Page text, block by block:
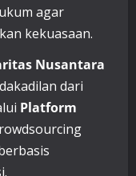
agar
kekuasaan.
Nusantara
dari
Platform